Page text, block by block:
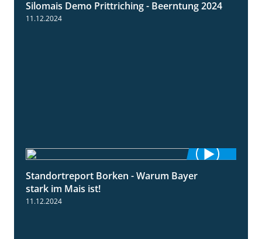
12:28
Silomais Demo Prittriching - Beerntung 2024
11.12.2024
Standortreport Borken - Warum Bayer
stark im Mais ist!
11.12.2024